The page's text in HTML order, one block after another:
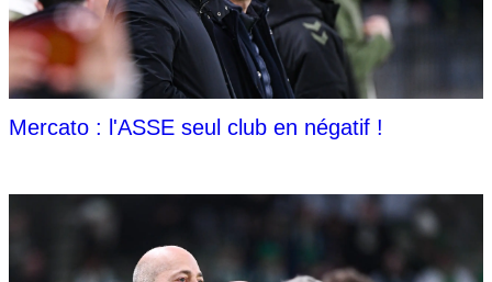
Mercato : l'ASSE seul club en négatif !